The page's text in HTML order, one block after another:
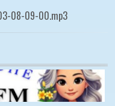
08-09-00.mp3